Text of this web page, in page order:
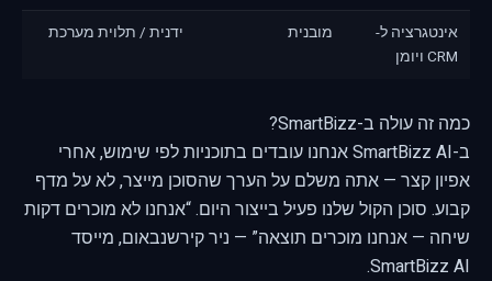
אינטגרציה ל-
CRM ויומן
מובנית ידנית / תלוית מערכת
כמה זה עולה ב-SmartBizz?
ב-SmartBizz AI אנחנו עובדים בתוכניות לפי שימוש, אחרי
אפיון קצר — אתה משלם על הערך שהסוכן מייצר, לא על מדף
קבוע. סוכן הקול שלנו פעיל בייצור היום. “אנחנו לא מוכרים דקות
שיחה — אנחנו מוכרים תוצאה” — ניר קירשנבאום, מייסד
SmartBizz AI.